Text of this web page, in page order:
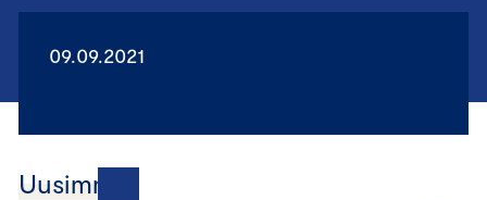
09.09.2021
Uusimmat